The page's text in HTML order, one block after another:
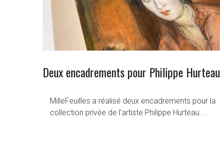
Deux encadrements pour Philippe Hurteau
MilleFeuilles a réalisé deux encadrements pour la
collection privée de l’artiste Philippe Hurteau: …